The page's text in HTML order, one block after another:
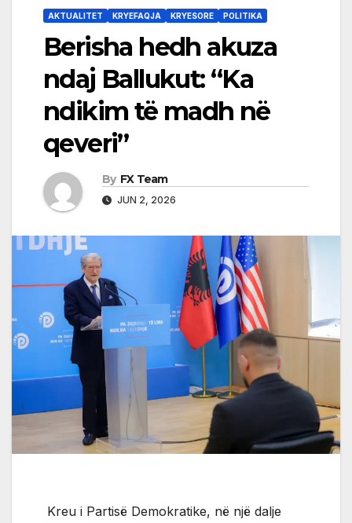
AKTUALITET KRYEFAQJA KRYESORE POLITIKA
Berisha hedh akuza
ndaj Ballukut: “Ka
ndikim të madh në
qeveri”
By FX Team
JUN 2, 2026
Kreu i Partisë Demokratike, në një dalje